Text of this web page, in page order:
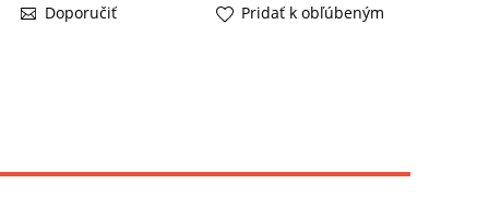
Doporučiť
Pridať k obľúbeným